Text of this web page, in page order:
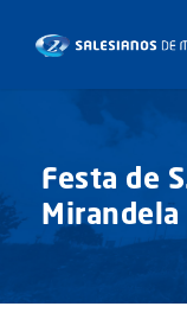
Festa de
Mirandela